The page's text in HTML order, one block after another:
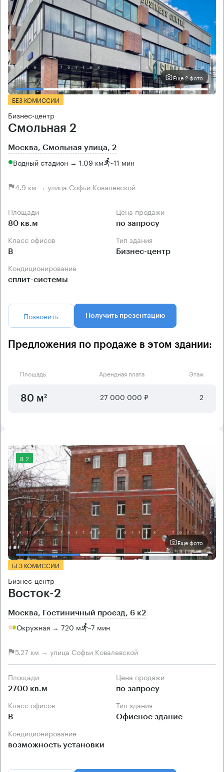
Еще 2 фото
БЕЗ КОМИССИИ
Бизнес-центр
Смольная 2
Москва, Смольная улица, 2
Водный стадион → 1.09 км ~11 мин
4.9 км → улица Софьи Ковалевской
Площади
80 кв.м
Цена продажи
по запросу
Класс офисов
B
Тип здания
Бизнес-центр
Кондиционирование
сплит-системы
Позвонить Получить презентацию
Предложения по продаже в этом здании:
Площадь Арендная плата Этаж
80 м² 27 000 000 ₽ 2
8.2
Еще фото
БЕЗ КОМИССИИ
Бизнес-центр
Восток-2
Москва, Гостиничный проезд, 6 к2
Окружная → 720 м ~7 мин
5.27 км → улица Софьи Ковалевской
Площади
2700 кв.м
Цена продажи
по запросу
Класс офисов
B
Тип здания
Офисное здание
Кондиционирование
возможность установки